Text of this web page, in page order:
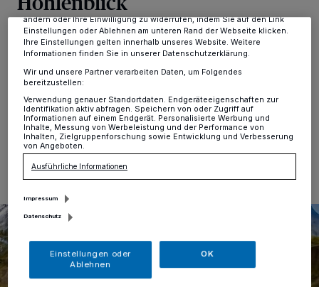
Kreis·Zur Aufwertung der fußläufig vom Neanderthal
Museum gelegenen Fundstelle des Neanderthalers hat
die Stiftung Neanderthal Museum den Erlebnisturm
„Höhlenblick“ errichtet.
02.12.2022 , 14:20 Uhr Eine Minute Lesezeit
dieses Menü jederzeit wieder aufrufen, um Ihre Einstellungen zu
ändern oder Ihre Einwilligung zu widerrufen, indem Sie auf den Link
Einstellungen oder Ablehnen am unteren Rand der Webseite klicken.
Ihre Einstellungen gelten innerhalb unseres Website. Weitere
Informationen finden Sie in unserer Datenschutzerklärung.
Wir und unsere Partner verarbeiten Daten, um Folgendes
bereitzustellen:
Verwendung genauer Standortdaten. Endgeräteeigenschaften zur
Identifikation aktiv abfragen. Speichern von oder Zugriff auf
Informationen auf einem Endgerät. Personalisierte Werbung und
Inhalte, Messung von Werbeleistung und der Performance von
Inhalten, Zielgruppenforschung sowie Entwicklung und Verbesserung
von Angeboten.
Ausführliche Informationen
Impressum
Datenschutz
Einstellungen oder
Ablehnen
OK